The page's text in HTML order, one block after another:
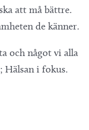
att må bättre.
de känner.
och något vi alla
Hälsan i fokus.